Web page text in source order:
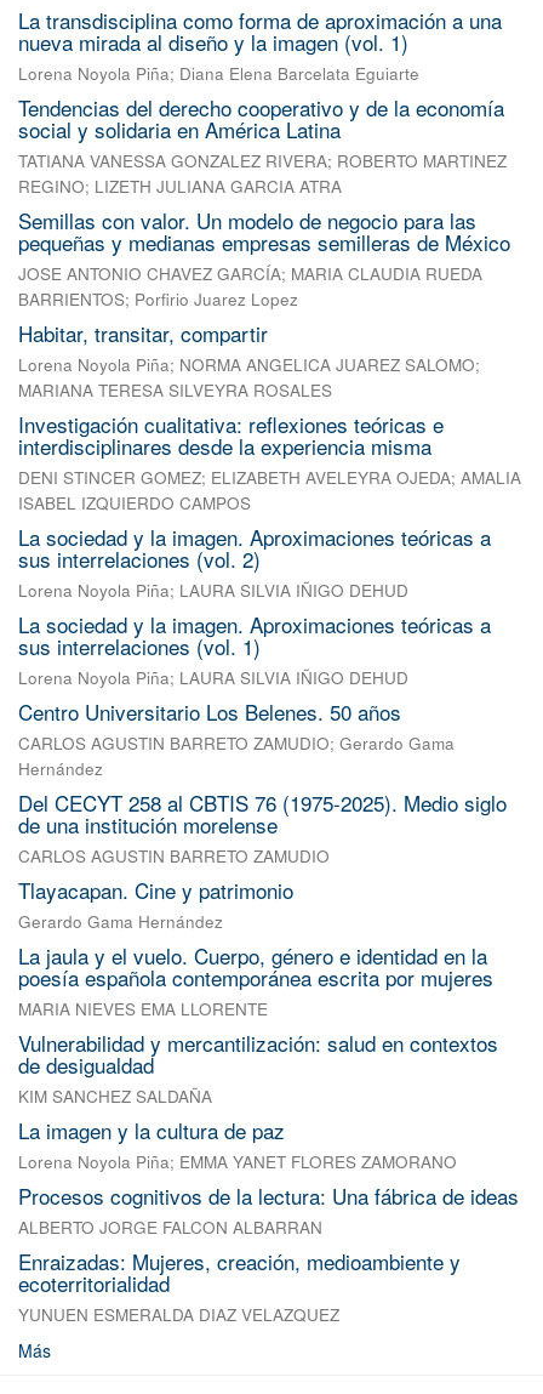
La transdisciplina como forma de aproximación a una
nueva mirada al diseño y la imagen (vol. 1)
Lorena Noyola Piña; Diana Elena Barcelata Eguiarte
Tendencias del derecho cooperativo y de la economía
social y solidaria en América Latina
TATIANA VANESSA GONZALEZ RIVERA; ROBERTO MARTINEZ
REGINO; LIZETH JULIANA GARCIA ATRA
Semillas con valor. Un modelo de negocio para las
pequeñas y medianas empresas semilleras de México
JOSE ANTONIO CHAVEZ GARCÍA; MARIA CLAUDIA RUEDA
BARRIENTOS; Porfirio Juarez Lopez
Habitar, transitar, compartir
Lorena Noyola Piña; NORMA ANGELICA JUAREZ SALOMO;
MARIANA TERESA SILVEYRA ROSALES
Investigación cualitativa: reflexiones teóricas e
interdisciplinares desde la experiencia misma
DENI STINCER GOMEZ; ELIZABETH AVELEYRA OJEDA; AMALIA
ISABEL IZQUIERDO CAMPOS
La sociedad y la imagen. Aproximaciones teóricas a
sus interrelaciones (vol. 2)
Lorena Noyola Piña; LAURA SILVIA IÑIGO DEHUD
La sociedad y la imagen. Aproximaciones teóricas a
sus interrelaciones (vol. 1)
Lorena Noyola Piña; LAURA SILVIA IÑIGO DEHUD
Centro Universitario Los Belenes. 50 años
CARLOS AGUSTIN BARRETO ZAMUDIO; Gerardo Gama
Hernández
Del CECYT 258 al CBTIS 76 (1975-2025). Medio siglo
de una institución morelense
CARLOS AGUSTIN BARRETO ZAMUDIO
Tlayacapan. Cine y patrimonio
Gerardo Gama Hernández
La jaula y el vuelo. Cuerpo, género e identidad en la
poesía española contemporánea escrita por mujeres
MARIA NIEVES EMA LLORENTE
Vulnerabilidad y mercantilización: salud en contextos
de desigualdad
KIM SANCHEZ SALDAÑA
La imagen y la cultura de paz
Lorena Noyola Piña; EMMA YANET FLORES ZAMORANO
Procesos cognitivos de la lectura: Una fábrica de ideas
ALBERTO JORGE FALCON ALBARRAN
Enraizadas: Mujeres, creación, medioambiente y
ecoterritorialidad
YUNUEN ESMERALDA DIAZ VELAZQUEZ
Más